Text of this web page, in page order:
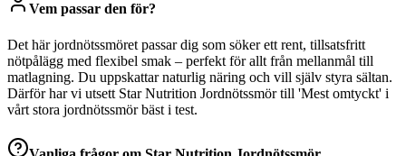
Vem passar den för?
Det här jordnötssmöret passar dig som söker ett rent, tillsatsfritt
nötpålägg med flexibel smak – perfekt för allt från mellanmål till
matlagning. Du uppskattar naturlig näring och vill själv styra sältan.
Därför har vi utsett Star Nutrition Jordnötssmör till 'Mest omtyckt' i
vårt stora jordnötssmör bäst i test.